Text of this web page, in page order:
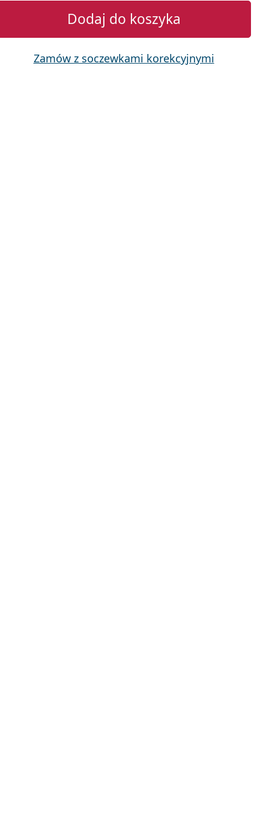
Dodaj do koszyka
Zamów z soczewkami korekcyjnymi